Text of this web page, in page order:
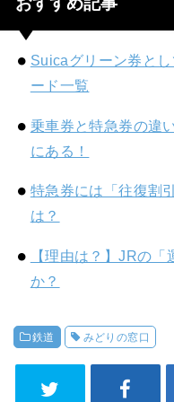
Suicaグリーン券と
ード一覧
乗車券と特急券の違
にある！
特急券には「往復割
は？
【理由は？】JRの
か？
鉄道 みどりの窓口